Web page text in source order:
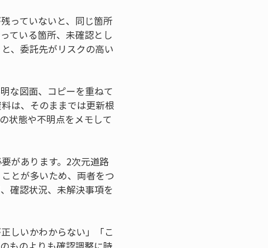
っていないと、同じ箇所
ている箇所、未確認とし
、委託先がリスクの高い
な図面、コピーを重ねて
は、そのままでは更新根
状態や不明点をメモして
があります。2次元道路
とが多いため、両者をつ
確認状況、未解決事項を
しいかわからない」「こ